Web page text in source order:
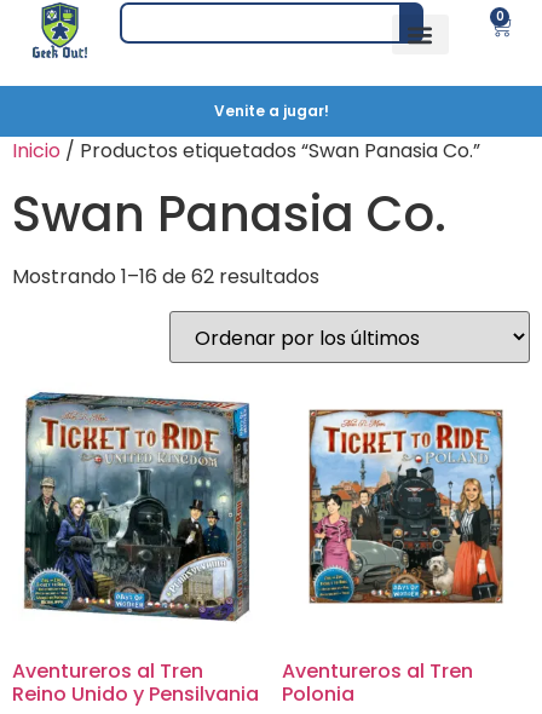
0
Venite a jugar!
Inicio / Productos etiquetados “Swan Panasia Co.”
Swan Panasia Co.
Mostrando 1–16 de 62 resultados
Aventureros al Tren
Reino Unido y Pensilvania
Aventureros al Tren
Polonia